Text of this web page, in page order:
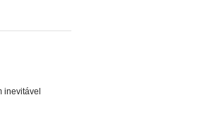
inevitável